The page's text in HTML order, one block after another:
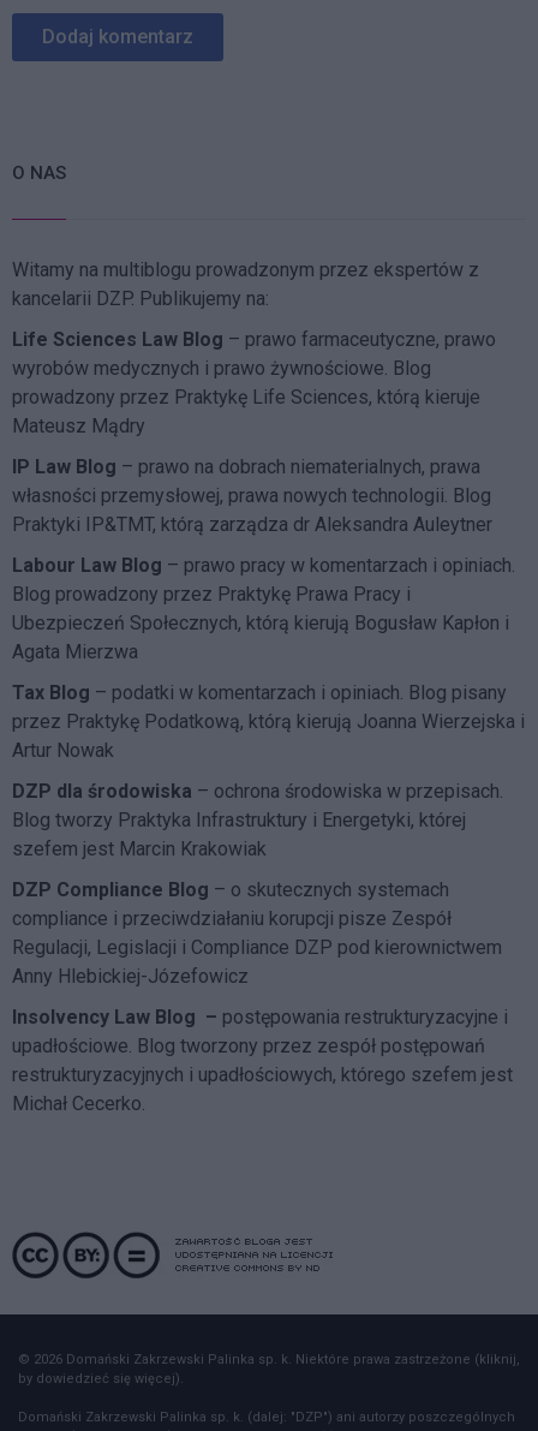
O NAS
Witamy na multiblogu prowadzonym przez ekspertów z
kancelarii DZP. Publikujemy na:
Life Sciences Law Blog – prawo farmaceutyczne, prawo
wyrobów medycznych i prawo żywnościowe. Blog
prowadzony przez Praktykę Life Sciences, którą kieruje
Mateusz Mądry
IP Law Blog – prawo na dobrach niematerialnych, prawa
własności przemysłowej, prawa nowych technologii. Blog
Praktyki IP&TMT, którą zarządza dr Aleksandra Auleytner
Labour Law Blog – prawo pracy w komentarzach i opiniach.
Blog prowadzony przez Praktykę Prawa Pracy i
Ubezpieczeń Społecznych, którą kierują Bogusław Kapłon i
Agata Mierzwa
Tax Blog – podatki w komentarzach i opiniach. Blog pisany
przez Praktykę Podatkową, którą kierują Joanna Wierzejska i
Artur Nowak
DZP dla środowiska – ochrona środowiska w przepisach.
Blog tworzy Praktyka Infrastruktury i Energetyki, której
szefem jest Marcin Krakowiak
DZP Compliance Blog – o skutecznych systemach
compliance i przeciwdziałaniu korupcji pisze Zespół
Regulacji, Legislacji i Compliance DZP pod kierownictwem
Anny Hlebickiej-Józefowicz
Insolvency Law Blog – postępowania restrukturyzacyjne i
upadłościowe. Blog tworzony przez zespół postępowań
restrukturyzacyjnych i upadłościowych, którego szefem jest
Michał Cecerko.
© 2026 Domański Zakrzewski Palinka sp. k. Niektóre prawa zastrzeżone (kliknij,
by dowiedzieć się więcej).
Domański Zakrzewski Palinka sp. k. (dalej: "DZP") ani autorzy poszczególnych